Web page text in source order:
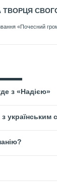
«Почесний
з «Надією»
українським